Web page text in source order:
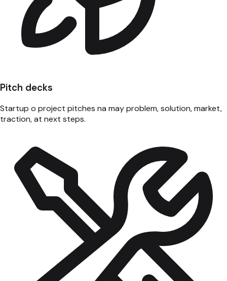
Pitch decks
Startup o project pitches na may problem, solution, market,
traction, at next steps.